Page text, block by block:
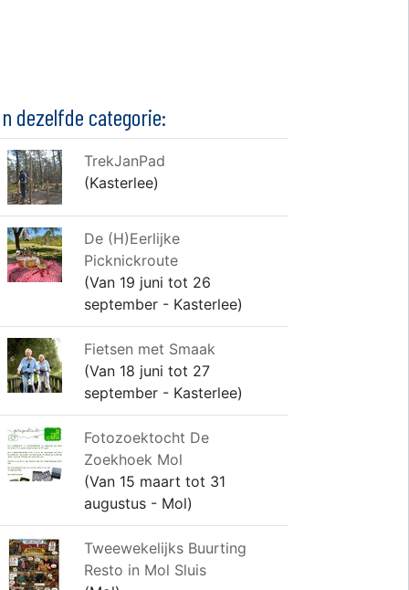
dezelfde categorie:
TrekJanPad
(Kasterlee)
De (H)Eerlijke
Picknickroute
(Van 19 juni tot 26
september - Kasterlee)
Fietsen met Smaak
(Van 18 juni tot 27
september - Kasterlee)
Fotozoektocht De
Zoekhoek Mol
(Van 15 maart tot 31
augustus - Mol)
Tweewekelijks Buurting
Resto in Mol Sluis